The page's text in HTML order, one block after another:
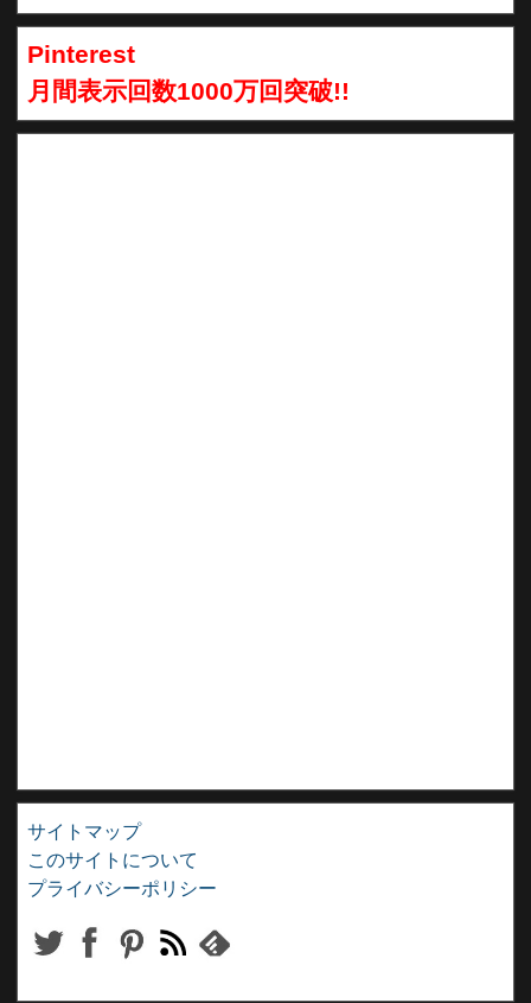
Pinterest
月間表示回数1000万回突破!!
サイトマップ
このサイトについて
プライバシーポリシー